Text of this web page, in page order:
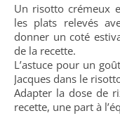
Un risotto crémeux
les plats relevés
donner un coté
de la recette.
L’astuce pour un
Jacques dans le
Adapter la dose de
recette, une part à